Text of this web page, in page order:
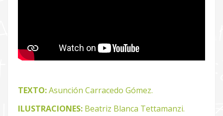
TEXTO:Asunción Carracedo Gómez.
ILUSTRACIONES: Beatriz Blanca Tettamanzi.